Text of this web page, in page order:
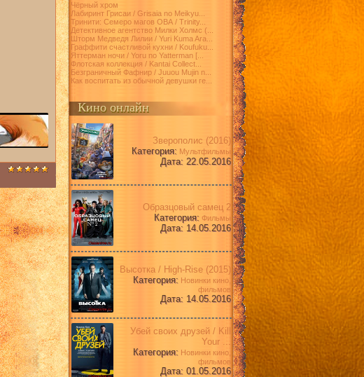
Чёрный хром
Лабиринт Грисаи / Grisaia no Meikyu...
Тринити: Семеро магов ОВА / Trinity...
Детективное агентство Милки Холмс (...
Шторм Медведя Лилии / Yuri Kuma Ara...
Граффити счастливой кухни / Koufuku...
Яттерман ночи / Yoru no Yatterman [...
Флотская коллекция / Kantai Collect...
Безграничный Фафнир / Juuou Mujin n...
Как воспитать из обычной девушки ге...
Кино онлайн
Зверополис (2016)
Категория: Мультфильмы
Дата: 22.05.2016
Образцовый самец 2
Категория: Фильмы
Дата: 14.05.2016
Высотка / High-Rise (2015)
Категория: Новинки кино,
фильмов
Дата: 14.05.2016
Убей своих друзей / Kill
Your ...
Категория: Новинки кино,
фильмов
Дата: 01.05.2016